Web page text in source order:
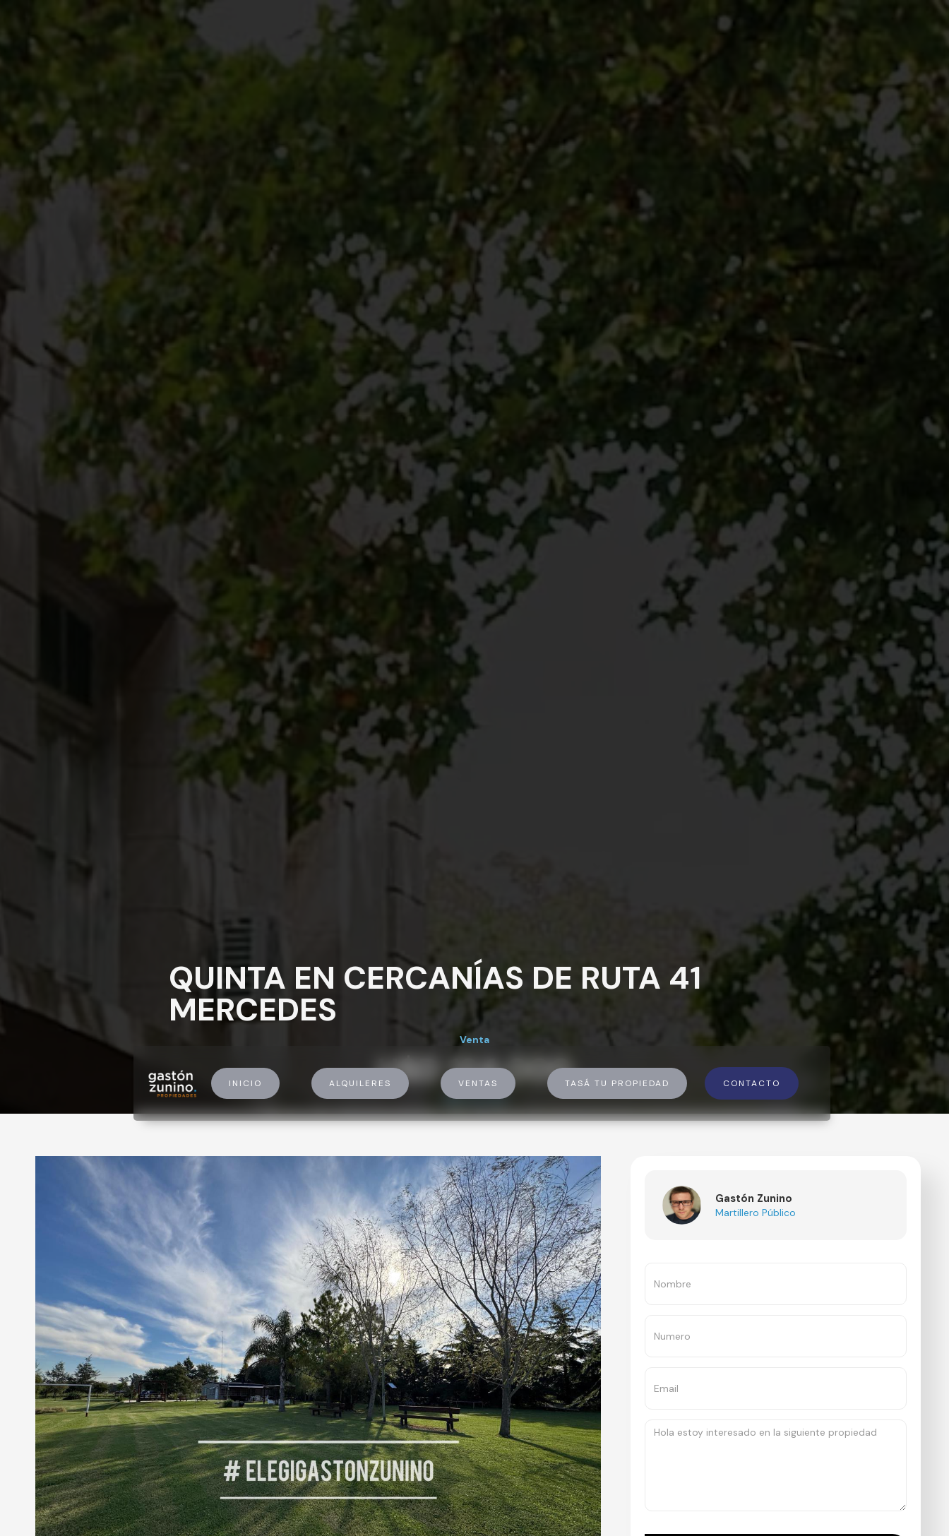
QUINTA EN CERCANÍAS DE RUTA 41
MERCEDES
Venta
U$D 124.000
U$D 124.000
INICIO ALQUILERES VENTAS TASÁ TU PROPIEDAD CONTACTO
Gastón Zunino
Martillero Público